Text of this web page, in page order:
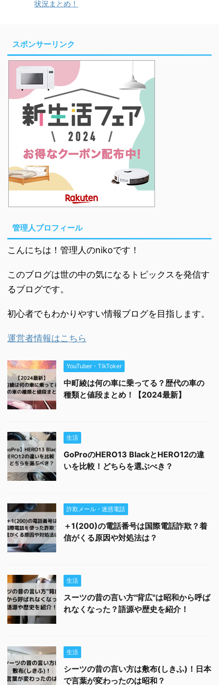
状況まとめ！
スポンサーリンク
管理人プロフィール
こんにちは！管理人のnikoです！
このブログは世の中の気になるトピックスを発信す
るブログです。
初心者でもわかりやすい情報ブログを目指します。
運営者情報はこちら
YouTuber・TikToker
中町綾は何の車に乗ってる？歴代の車の
種類と値段まとめ！【2024最新】
生活
GoProのHERO13 BlackとHERO12の違
いを比較！どちらを選ぶべき？
詐欺メール・迷惑電話
＋1(200)の電話番号は国際電話詐欺？着
信がくる原因や対処法は？
生活
スーツの昔の言い方"背広"は昭和から呼ば
れなくなった？語源や歴史を紹介！
生活
シーツの昔の言い方は敷布(しきふ)！日本
で言葉が変わったのは昭和？